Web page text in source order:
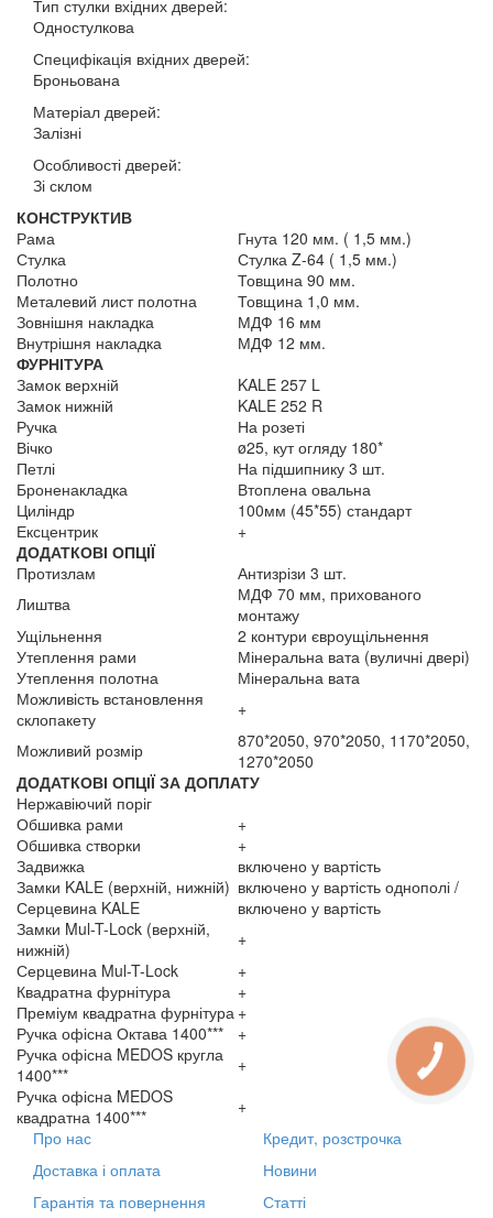
Тип стулки вхідних дверей:
Одностулкова
Специфікація вхідних дверей:
Броньована
Матеріал дверей:
Залізні
Особливості дверей:
Зі склом
КОНСТРУКТИВ
Рама
Гнута 120 мм. ( 1,5 мм.)
Стулка
Стулка Z-64 ( 1,5 мм.)
Полотно
Товщина 90 мм.
Металевий лист полотна
Товщина 1,0 мм.
Зовнішня накладка
МДФ 16 мм
Внутрішня накладка
МДФ 12 мм.
ФУРНІТУРА
Замок верхній
KALE 257 L
Замок нижній
KALE 252 R
Ручка
На розеті
Вічко
ø25, кут огляду 180*
Петлі
На підшипнику 3 шт.
Броненакладка
Втоплена овальна
Циліндр
100мм (45*55) стандарт
Ексцентрик
+
ДОДАТКОВІ ОПЦІЇ
Протизлам
Антизрізи 3 шт.
Лиштва
МДФ 70 мм, прихованого
монтажу
Ущільнення
2 контури євроущільнення
Утеплення рами
Мінеральна вата (вуличні двері)
Утеплення полотна
Мінеральна вата
Можливість встановлення
склопакету
+
Можливий розмір
870*2050, 970*2050, 1170*2050,
1270*2050
ДОДАТКОВІ ОПЦІЇ ЗА ДОПЛАТУ
Нержавіючий поріг
Обшивка рами
+
Обшивка створки
+
Задвижка
включено у вартість
Замки KALE (верхній, нижній) включено у вартість однополі /
Серцевина KALE
включено у вартість
Замки Mul-T-Lock (верхній,
нижній)
+
Серцевина Mul-T-Lock
+
Квадратна фурнітура
+
Преміум квадратна фурнітура +
Ручка офісна Октава 1400***
+
Ручка офісна MEDOS кругла
1400***
+
Ручка офісна MEDOS
квадратна 1400***
+
Про нас
Доставка і оплата
Гарантія та повернення
Кредит, розстрочка
Новини
Статті